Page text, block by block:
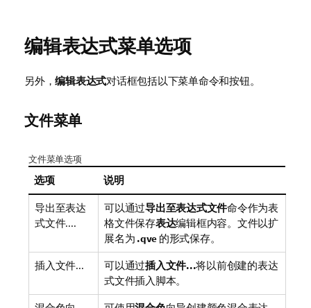
编辑表达式菜单选项
另外，编辑表达式对话框包括以下菜单命令和按钮。
文件菜单
文件菜单选项
选项 说明
导出至表达
式文件....
可以通过导出至表达式文件命令作为表
格文件保存表达编辑框内容。文件以扩
展名为 .qve 的形式保存。
插入文件... 可以通过插入文件...将以前创建的表达
式文件插入脚本。